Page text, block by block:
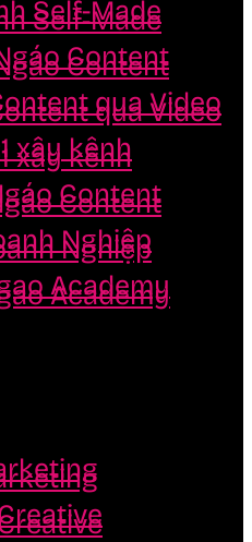
Self-Made
Content
qua Video
xây kênh
Content
Nghiệp
Academy
Self-Made
Content
qua Video
xây kênh
Content
Nghiệp
Academy